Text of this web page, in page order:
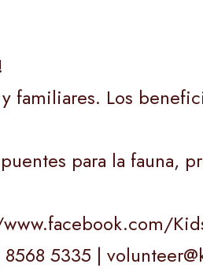
familiares. Los
para la fauna,
5335 |